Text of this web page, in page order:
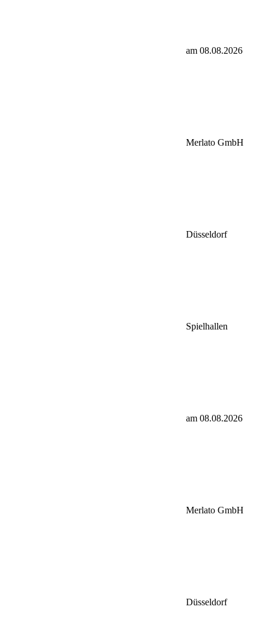
am 08.08.2026
Merlato GmbH
Düsseldorf
Spielhallen
am 08.08.2026
Merlato GmbH
Düsseldorf